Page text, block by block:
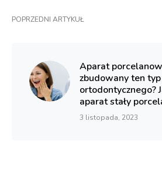
POPRZEDNI ARTYKUŁ
Aparat
zbudowany ten
ortodontycznego?
aparat stały
3 listopada, 2023